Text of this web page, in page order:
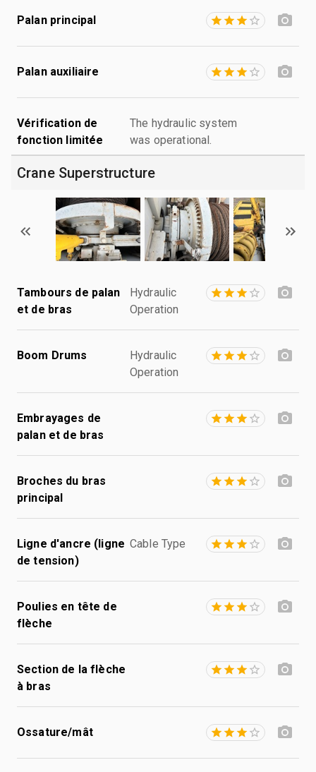
Palan principal
Palan auxiliaire
Vérification de
fonction limitée
The hydraulic system
was operational.
Crane Superstructure
Tambours de palan
et de bras
Hydraulic
Operation
Boom Drums
Hydraulic
Operation
Embrayages de
palan et de bras
Broches du bras
principal
Ligne d'ancre (ligne
de tension)
Cable Type
Poulies en tête de
flèche
Section de la flèche
à bras
Ossature/mât